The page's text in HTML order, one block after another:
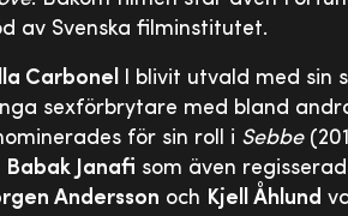
av Svenska filminstitutet.
Carbonel l blivit utvald med sin
sexförbrytare med bland
för sin roll i Sebbe
Babak Janafi som även
Andersson och Kjell Åhlund